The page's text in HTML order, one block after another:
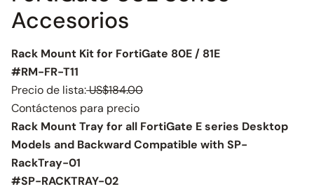
Accesorios
Rack Mount Kit for FortiGate 80E / 81E
#RM-FR-T11
Precio de lista:US$184.00
Contáctenos para precio
Rack Mount Tray for all FortiGate E series Desktop
Models and Backward Compatible with SP-
RackTray-01
#SP-RACKTRAY-02